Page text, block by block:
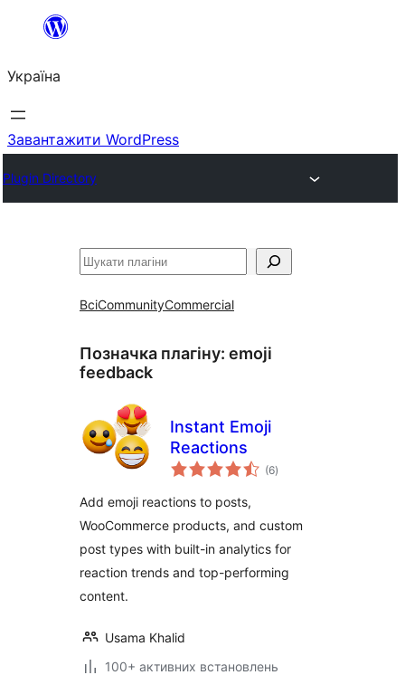
Перейти
вмісту
Україна
Завантажити WordPress
Plugin Directory
Пошук
ВсіCommunityCommercial
Позначка плагіну: emoji
feedback
Instant Emoji
Reactions
(6загальний
рейтинг
)
Add emoji reactions to posts,
WooCommerce products, and custom
post types with built-in analytics for
reaction trends and top-performing
content.
Usama Khalid
100+ активних встановлень